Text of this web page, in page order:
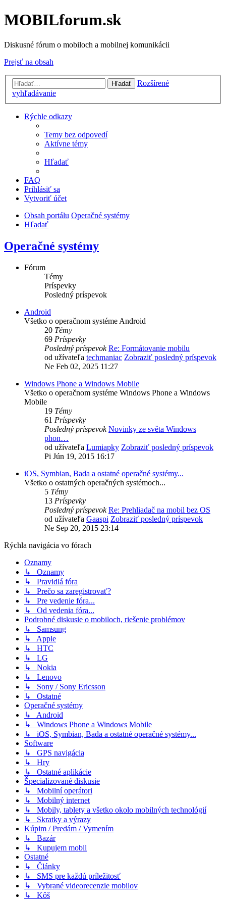
MOBILforum.sk
Diskusné fórum o mobiloch a mobilnej komunikácii
Prejsť na obsah
Hľadať
Rozšírené
vyhľadávanie
Rýchle odkazy
Temy bez odpovedí
Aktívne témy
Hľadať
FAQ
Prihlásiť sa
Vytvoriť účet
Obsah portálu Operačné systémy
Hľadať
Operačné systémy
Fórum
Témy
Príspevky
Posledný príspevok
Android
Všetko o operačnom systéme Android
20 Témy
69 Príspevky
Posledný príspevok Re: Formátovanie mobilu
od užívateľa techmaniac Zobraziť posledný príspevok
Ne Feb 02, 2025 11:27
Windows Phone a Windows Mobile
Všetko o operačnom systéme Windows Phone a Windows
Mobile
19 Témy
61 Príspevky
Posledný príspevok Novinky ze světa Windows
phon…
od užívateľa Lumiapky Zobraziť posledný príspevok
Pi Jún 19, 2015 16:17
iOS, Symbian, Bada a ostatné operačné systémy...
Všetko o ostatných operačných systémoch...
5 Témy
13 Príspevky
Posledný príspevok Re: Prehliadač na mobil bez OS
od užívateľa Gaaspi Zobraziť posledný príspevok
Ne Sep 20, 2015 23:14
Rýchla navigácia vo fórach
Oznamy
↳ Oznamy
↳ Pravidlá fóra
↳ Prečo sa zaregistrovať?
↳ Pre vedenie fóra...
↳ Od vedenia fóra...
Podrobné diskusie o mobiloch, riešenie problémov
↳ Samsung
↳ Apple
↳ HTC
↳ LG
↳ Nokia
↳ Lenovo
↳ Sony / Sony Ericsson
↳ Ostatné
Operačné systémy
↳ Android
↳ Windows Phone a Windows Mobile
↳ iOS, Symbian, Bada a ostatné operačné systémy...
Software
↳ GPS navigácia
↳ Hry
↳ Ostatné aplikácie
Špecializované diskusie
↳ Mobilní operátori
↳ Mobilný internet
↳ Mobily, tablety a všetko okolo mobilných technológií
↳ Skratky a výrazy
Kúpim / Predám / Vymením
↳ Bazár
↳ Kupujem mobil
Ostatné
↳ Články
↳ SMS pre každú príležitosť
↳ Vybrané videorecenzie mobilov
↳ Kôš